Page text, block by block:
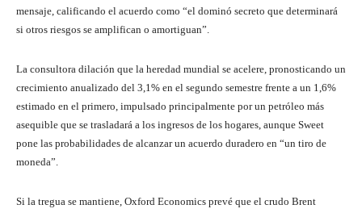
mensaje, calificando el acuerdo como “el dominó secreto que determinará
si otros riesgos se amplifican o amortiguan”.
La consultora dilación que la heredad mundial se acelere, pronosticando un
crecimiento anualizado del 3,1% en el segundo semestre frente a un 1,6%
estimado en el primero, impulsado principalmente por un petróleo más
asequible que se trasladará a los ingresos de los hogares, aunque Sweet
pone las probabilidades de alcanzar un acuerdo duradero en “un tiro de
moneda”.
Si la tregua se mantiene, Oxford Economics prevé que el crudo Brent